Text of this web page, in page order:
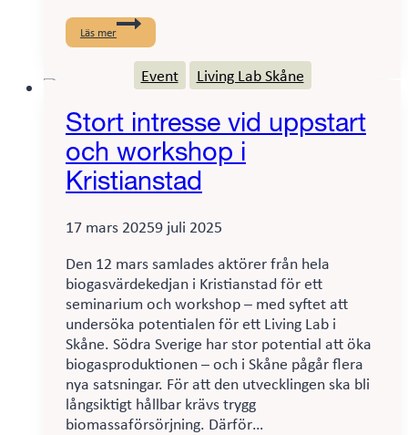
Läs mer
Biomassa
för
biogas
Bioenergi
Event Living Lab Skåne
Stort intresse vid uppstart
och workshop i
Kristianstad
17 mars 20259 juli 2025
Den 12 mars samlades aktörer från hela
biogasvärdekedjan i Kristianstad för ett
seminarium och workshop – med syftet att
undersöka potentialen för ett Living Lab i
Skåne. Södra Sverige har stor potential att öka
biogasproduktionen – och i Skåne pågår flera
nya satsningar. För att den utvecklingen ska bli
långsiktigt hållbar krävs trygg
biomassaförsörjning. Därför…